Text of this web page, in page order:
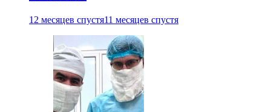
12 месяцев спустя11 месяцев спустя